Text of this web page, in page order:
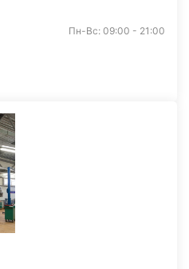
Пн-Вс: 09:00 - 21:00